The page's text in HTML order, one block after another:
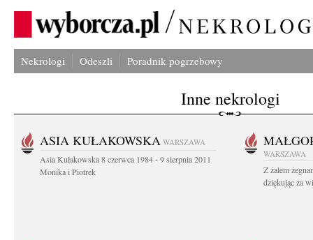
Nekrologi Odeszli Poradnik pogrzebowy
Inne nekrologi
ASIA KUŁAKOWSKA WARSZAWA
Asia Kułakowska 8 czerwca 1984 - 9 sierpnia 2011
Monika i Piotrek
WARSZAWA
Z żalem
dziękując za